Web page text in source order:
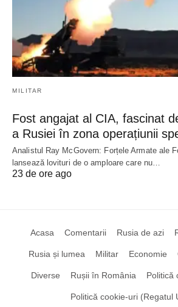
MILITAR
Fost angajat al CIA, fascinat
a Rusiei în zona operațiunii
Analistul Ray McGovern: Forțele Armate ale
lansează lovituri de o amploare care nu…
23 de ore ago
Acasa Comentarii Rusia de azi
Rusia și lumea Militar Economie
Diverse Rușii în România Politică
Politică cookie-uri (Regatul